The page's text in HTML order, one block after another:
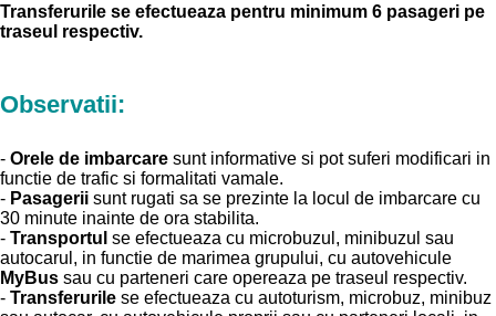
Transferurile se efectueaza pentru minimum 6 pasageri pe
traseul respectiv.
Observatii:
- Orele de imbarcare sunt informative si pot suferi modificari in
functie de trafic si formalitati vamale.
- Pasagerii sunt rugati sa se prezinte la locul de imbarcare cu
30 minute inainte de ora stabilita.
- Transportul se efectueaza cu microbuzul, minibuzul sau
autocarul, in functie de marimea grupului, cu autovehicule
MyBus sau cu parteneri care opereaza pe traseul respectiv.
- Transferurile se efectueaza cu autoturism, microbuz, minibuz